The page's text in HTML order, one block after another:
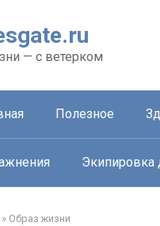
— с ветерком
Полезное
Экипировка
» Образ жизни